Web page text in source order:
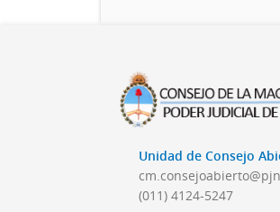
Unidad de Consejo
(011) 4124-5247